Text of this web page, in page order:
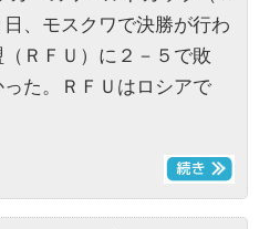
、モスクワで決勝が行わ
ＲＦＵ）に２－５で敗
た。ＲＦＵはロシアで